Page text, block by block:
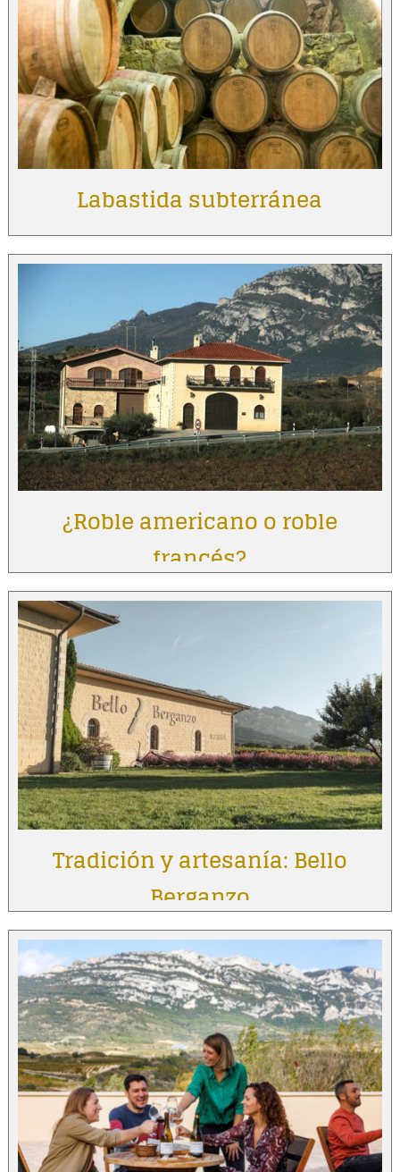
Labastida subterránea
¿Roble americano o roble
francés?
Tradición y artesanía: Bello
Berganzo